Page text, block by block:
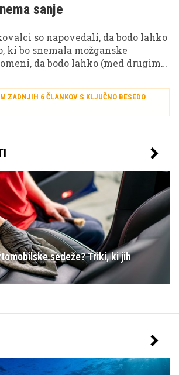
sanje
so napovedali, da bodo lahko
ki bo snemala možganske
da bodo lahko (med drugim)
ZADNJIH 6 ČLANKOV S KLJUČNO BESEDO
sedeže? Triki, ki jih